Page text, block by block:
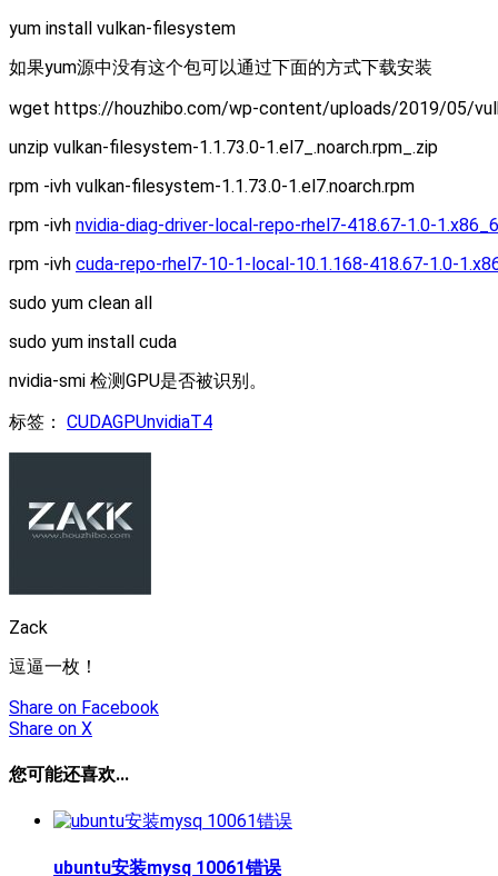
yum install vulkan-filesystem
如果yum源中没有这个包可以通过下面的方式下载安装
wget https://houzhibo.com/wp-content/uploads/2019/05/
unzip vulkan-filesystem-1.1.73.0-1.el7_.noarch.rpm_.zip
rpm -ivh vulkan-filesystem-1.1.73.0-1.el7.noarch.rpm
rpm -ivh nvidia-diag-driver-local-repo-rhel7-418.67-1.0-
rpm -ivh cuda-repo-rhel7-10-1-local-10.1.168-418.67-1.0-
sudo yum clean all
sudo yum install cuda
nvidia-smi 检测GPU是否被识别。
标签： CUDAGPUnvidiaT4
Zack
逗逼一枚！
Share on Facebook
Share on X
您可能还喜欢...
ubuntu安装mysq 10061错误